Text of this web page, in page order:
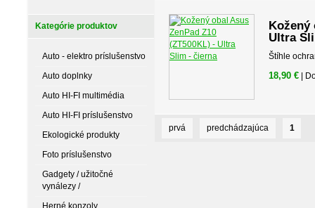
Kategórie produktov
Auto - elektro príslušenstvo
Auto doplnky
Auto HI-FI multimédia
Auto HI-FI príslušenstvo
Ekologické produkty
Foto príslušenstvo
Gadgety / užitočné
vynálezy /
Herné konzoly
Kožený
Ultra
Štíhle
18,90 € |
prvá predchádzajúca 1